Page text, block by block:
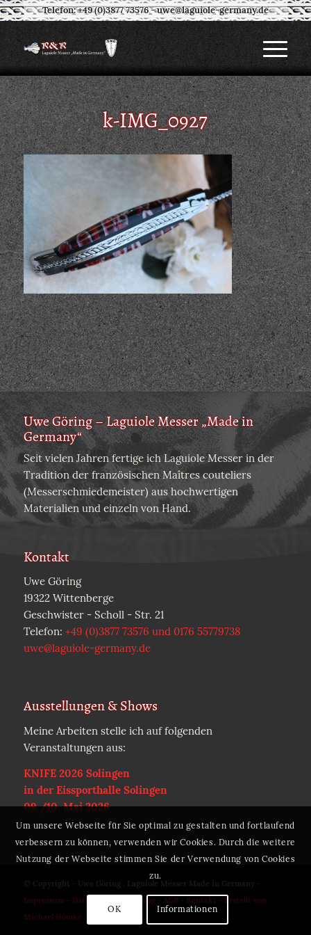
Telefon: +49 (0)3877 73576-uwe@laguiole-germany.de
k-IMG_0927
Uwe Göring – Laguiole Messer „Made in
Germany“
Seit vielen Jahren fertige ich Laguiole Messer in der
Tradition der französischen Maîtres couteliers
(Messerschmiedemeister) aus hochwertigen
Materialien und einzeln von Hand.
Kontakt
Uwe Göring
19322 Wittenberge
Geschwister - Scholl - Str. 21
Telefon: +49 (0)3877 73576 und 0176 55779738
uwe@laguiole-germany.de
Ausstellungen & Shows
Meine Arbeiten stelle ich auf folgenden
Veranstaltungen aus:
KNIFE 2026 Solingen
in der Eissporthalle Solingen
09./10. Mai 2026
© Copyright - Uwe Göring . Laguiole Messer Made in Germany -
Impressum- Datenschutzerklärung- AGB- Kontakt
Erstellt von
Michael Hömke
Um unsere Webseite für Sie optimal zu gestalten und fortlaufend
verbessern zu können, verwenden wir Cookies. Durch die weitere
Nutzung der Webseite stimmen Sie der Verwendung von Cookies
zu.
OK Informationen